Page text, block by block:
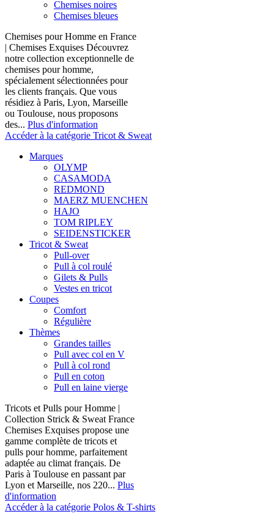
Chemises noires
Chemises bleues
Chemises pour Homme en France
| Chemises Exquises Découvrez
notre collection exceptionnelle de
chemises pour homme,
spécialement sélectionnées pour
les clients français. Que vous
résidiez à Paris, Lyon, Marseille
ou Toulouse, nous proposons
des... Plus d'information
Accéder à la catégorie Tricot & Sweat
Marques
OLYMP
CASAMODA
REDMOND
MAERZ MUENCHEN
HAJO
TOM RIPLEY
SEIDENSTICKER
Tricot & Sweat
Pull-over
Pull à col roulé
Gilets & Pulls
Vestes en tricot
Coupes
Comfort
Régulière
Thèmes
Grandes tailles
Pull avec col en V
Pull à col rond
Pull en coton
Pull en laine vierge
Tricots et Pulls pour Homme |
Collection Strick & Sweat France
Chemises Exquises propose une
gamme complète de tricots et
pulls pour homme, parfaitement
adaptée au climat français. De
Paris à Toulouse en passant par
Lyon et Marseille, nos 220... Plus
d'information
Accéder à la catégorie Polos & T-shirts